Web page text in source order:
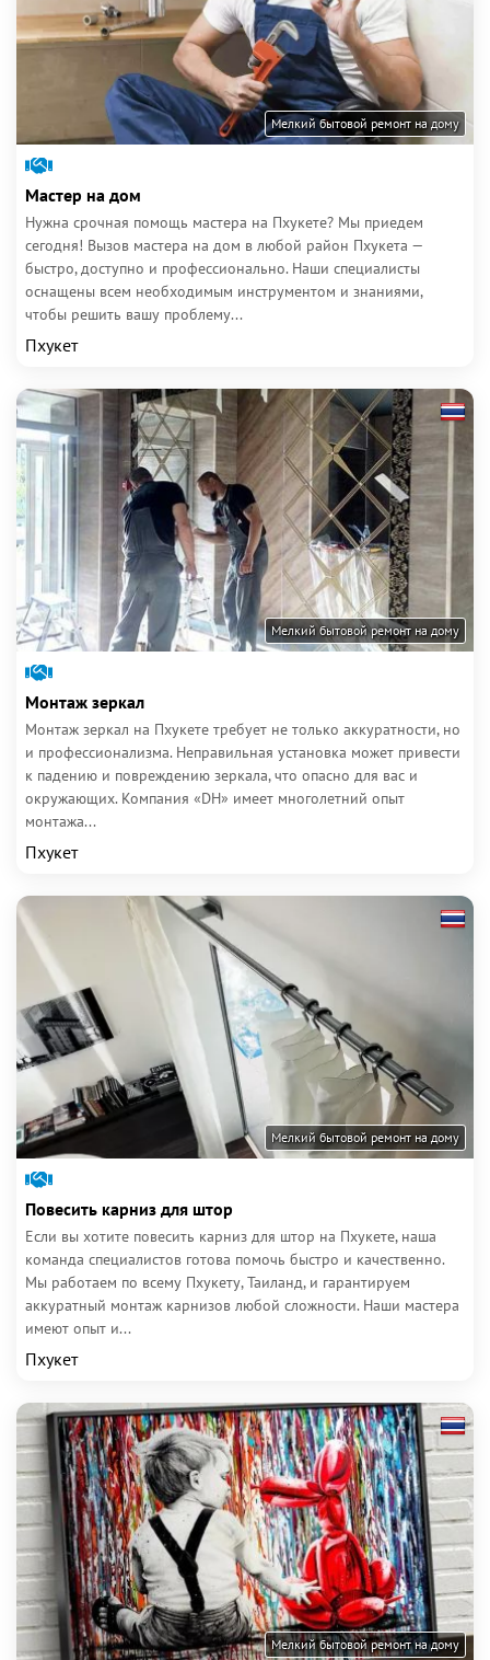
Мелкий бытовой ремонт на дому
Мастер на дом
Нужна срочная помощь мастера на Пхукете? Мы приедем
сегодня! Вызов мастера на дом в любой район Пхукета —
быстро, доступно и профессионально. Наши специалисты
оснащены всем необходимым инструментом и знаниями,
чтобы решить вашу проблему...
Пхукет
Мелкий бытовой ремонт на дому
Монтаж зеркал
Монтаж зеркал на Пхукете требует не только аккуратности, но
и профессионализма. Неправильная установка может привести
к падению и повреждению зеркала, что опасно для вас и
окружающих. Компания «DH» имеет многолетний опыт
монтажа...
Пхукет
Мелкий бытовой ремонт на дому
Повесить карниз для штор
Если вы хотите повесить карниз для штор на Пхукете, наша
команда специалистов готова помочь быстро и качественно.
Мы работаем по всему Пхукету, Таиланд, и гарантируем
аккуратный монтаж карнизов любой сложности. Наши мастера
имеют опыт и...
Пхукет
Мелкий бытовой ремонт на дому